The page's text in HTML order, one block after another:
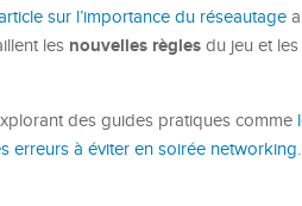
sur l’importance du réseautage
les nouvelles règles du jeu et
des guides pratiques comme
erreurs à éviter en soirée networking